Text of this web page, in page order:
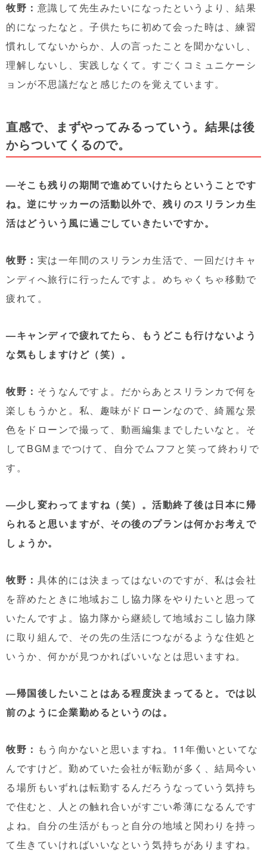
牧野： 意識して先生みたいになったというより、結果
的になったなと。子供たちに初めて会った時は、練習
慣れしてないからか、人の言ったことを聞かないし、
理解しないし、実践しなくて。すごくコミュニケーシ
ョンが不思議だなと感じたのを覚えています。
直感で、まずやってみるっていう。結果は後
からついてくるので。
—そこも残りの期間で進めていけたらということです
ね。逆にサッカーの活動以外で、残りのスリランカ生
活はどういう風に過ごしていきたいですか。
牧野： 実は一年間のスリランカ生活で、一回だけキャ
ンディへ旅行に行ったんですよ。めちゃくちゃ移動で
疲れて。
—キャンディで疲れてたら、もうどこも行けないよう
な気もしますけど（笑）。
牧野： そうなんですよ。だからあとスリランカで何を
楽しもうかと。私、趣味がドローンなので、綺麗な景
色をドローンで撮って、動画編集までしたいなと。そ
してBGMまでつけて、自分でムフフと笑って終わりで
す。
—少し変わってますね（笑）。活動終了後は日本に帰
られると思いますが、その後のプランは何かお考えで
しょうか。
牧野： 具体的には決まってはないのですが、私は会社
を辞めたときに地域おこし協力隊をやりたいと思って
いたんですよ。協力隊から継続して地域おこし協力隊
に取り組んで、その先の生活につながるような住処と
いうか、何かが見つかればいいなとは思いますね。
—帰国後したいことはある程度決まってると。では以
前のように企業勤めるというのは。
牧野： もう向かないと思いますね。11年働いといてな
んですけど。勤めていた会社が転勤が多く、結局今い
る場所もいずれは転勤するんだろうなっていう気持ち
で住むと、人との触れ合いがすごい希薄になるんです
よね。自分の生活がもっと自分の地域と関わりを持っ
て生きていければいいなという気持ちがありますね。